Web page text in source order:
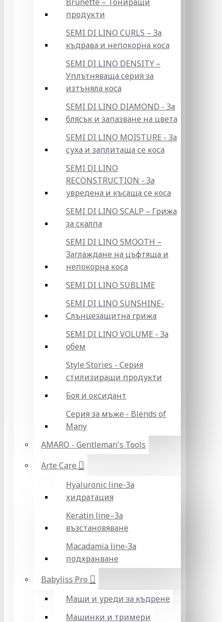
продукти
SEMI DI LINO CURLS – За
къдрава и непокорна коса
SEMI DI LINO DENSITY –
Уплътняваща серия за
изтъняла коса
SEMI DI LINO DIAMOND - За
блясък и запазване на цвета
SEMI DI LINO MOISTURE - За
суха и заплитаща се коса
SEMI DI LINO
RECONSTRUCTION - За
увредена и късаща се коса
SEMI DI LINO SCALP – Грижа
за скалпа
SEMI DI LINO SMOOTH –
Заглаждане на цъфтяща и
непокорна коса
SEMI DI LINO SUBLIME
SEMI DI LINO SUNSHINE-
Слънцезащитна грижа
SEMI DI LINO VOLUME - За
обем
Style Stories - Серия
стилизиращи продукти
Боя и оксидант
Серия за мъже - Blends of
Many
AMARO - Gentleman's Tools
Arte Care
Hyaluronic line-За
хидратация
Keratin line–За
възстановяване
Macadamia line-За
подхранване
Babyliss Pro
Маши и уреди за къдрене
Машинки и тримери